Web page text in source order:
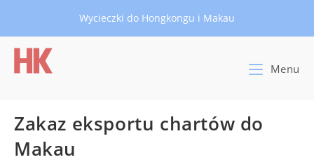
Wycieczki do Hongkongu i Makau
Menu
Zakaz eksportu chartów do
Makau